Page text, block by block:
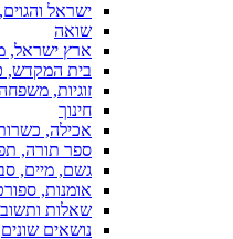
ישראל
שואה
ארץ ישראל,
בית המקדש,
זוגיות,
חינוך
אכילה,
ספר תורה,
גשם, מיים,
אומנות,
שאלות
נושאים שונים